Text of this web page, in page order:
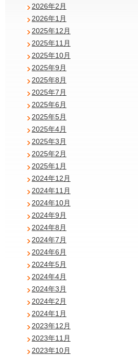
2026年2月
2026年1月
2025年12月
2025年11月
2025年10月
2025年9月
2025年8月
2025年7月
2025年6月
2025年5月
2025年4月
2025年3月
2025年2月
2025年1月
2024年12月
2024年11月
2024年10月
2024年9月
2024年8月
2024年7月
2024年6月
2024年5月
2024年4月
2024年3月
2024年2月
2024年1月
2023年12月
2023年11月
2023年10月